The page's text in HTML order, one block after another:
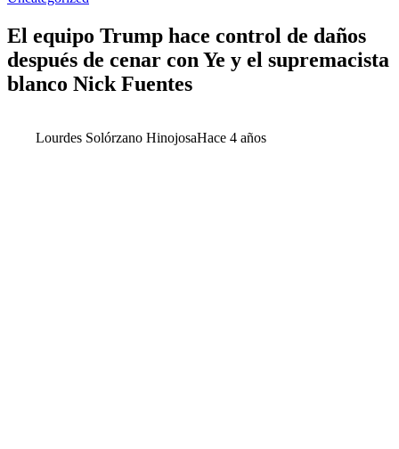
El equipo Trump hace control de daños
después de cenar con Ye y el supremacista
blanco Nick Fuentes
Lourdes Solórzano HinojosaHace 4 años